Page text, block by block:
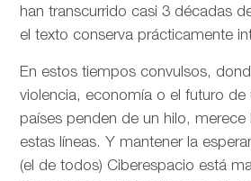
han transcurrido casi 3 décadas
el texto conserva prácticamente
En estos tiempos convulsos,
violencia, economía o el futuro
países penden de un hilo, merece
estas líneas. Y mantener la
(el de todos) Ciberespacio está